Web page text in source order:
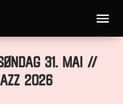
31. MAI //
2026